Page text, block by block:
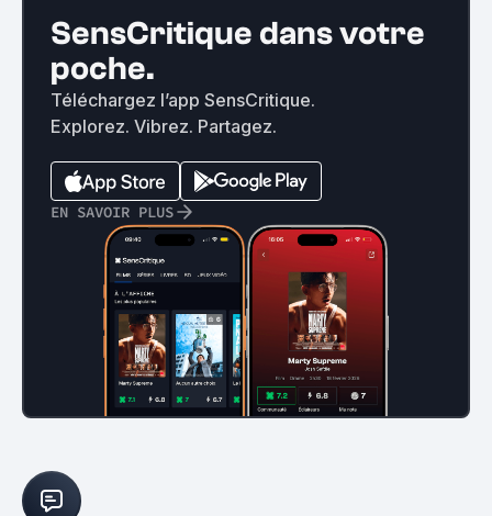
SensCritique dans votre
poche.
Téléchargez l’app SensCritique.
Explorez. Vibrez. Partagez.
EN SAVOIR PLUS